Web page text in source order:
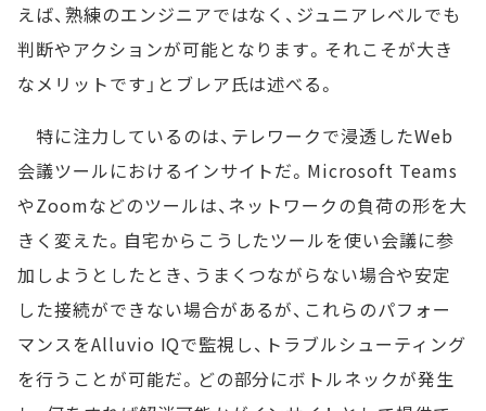
えば、熟練のエンジニアではなく、ジュニアレベルでも
判断やアクションが可能となります。それこそが大き
なメリットです」とブレア氏は述べる。
特に注力しているのは、テレワークで浸透したWeb
会議ツールにおけるインサイトだ。Microsoft Teams
やZoomなどのツールは、ネットワークの負荷の形を大
きく変えた。自宅からこうしたツールを使い会議に参
加しようとしたとき、うまくつながらない場合や安定
した接続ができない場合があるが、これらのパフォー
マンスをAlluvio IQで監視し、トラブルシューティング
を行うことが可能だ。どの部分にボトルネックが発生